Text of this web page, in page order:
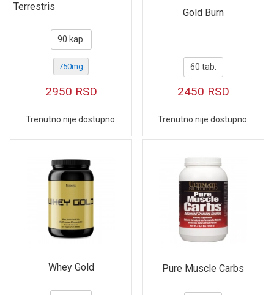
Terrestris
90 kap.
750mg
2950 RSD
Trenutno nije dostupno.
Gold Burn
60 tab.
2450 RSD
Trenutno nije dostupno.
Whey Gold Pure Muscle Carbs